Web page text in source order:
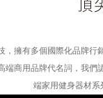
，擁有多個國際化品牌行
端商用品牌代名詞，我們
端家用健身器材